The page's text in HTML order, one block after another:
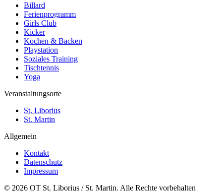
Billard
Ferienprogramm
Girls Club
Kicker
Kochen & Backen
Playstation
Soziales Training
Tischtennis
Yoga
Veranstaltungsorte
St. Liborius
St. Martin
Allgemein
Kontakt
Datenschutz
Impressum
© 2026 OT St. Liborius / St. Martin. Alle Rechte vorbehalten